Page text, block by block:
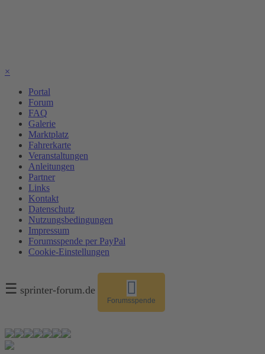
×
Portal
Forum
FAQ
Galerie
Marktplatz
Fahrerkarte
Veranstaltungen
Anleitungen
Partner
Links
Kontakt
Datenschutz
Nutzungsbedingungen
Impressum
Forumsspende per PayPal
Cookie-Einstellungen
☰ sprinter-forum.de
Forumsspende